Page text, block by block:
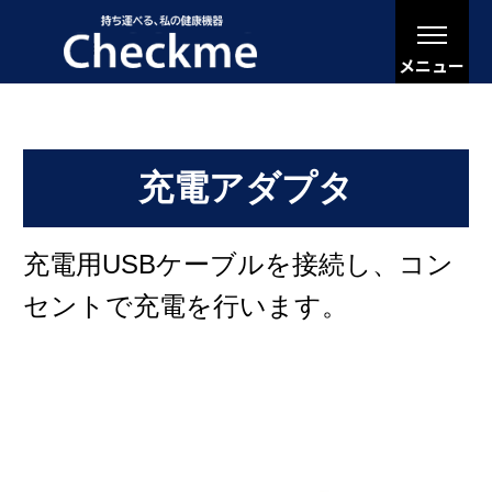
メニュー
充電アダプタ
充電用USBケーブルを接続し、コン
セントで充電を行います。